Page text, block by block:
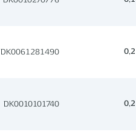
DK0061281490
DK0010101740